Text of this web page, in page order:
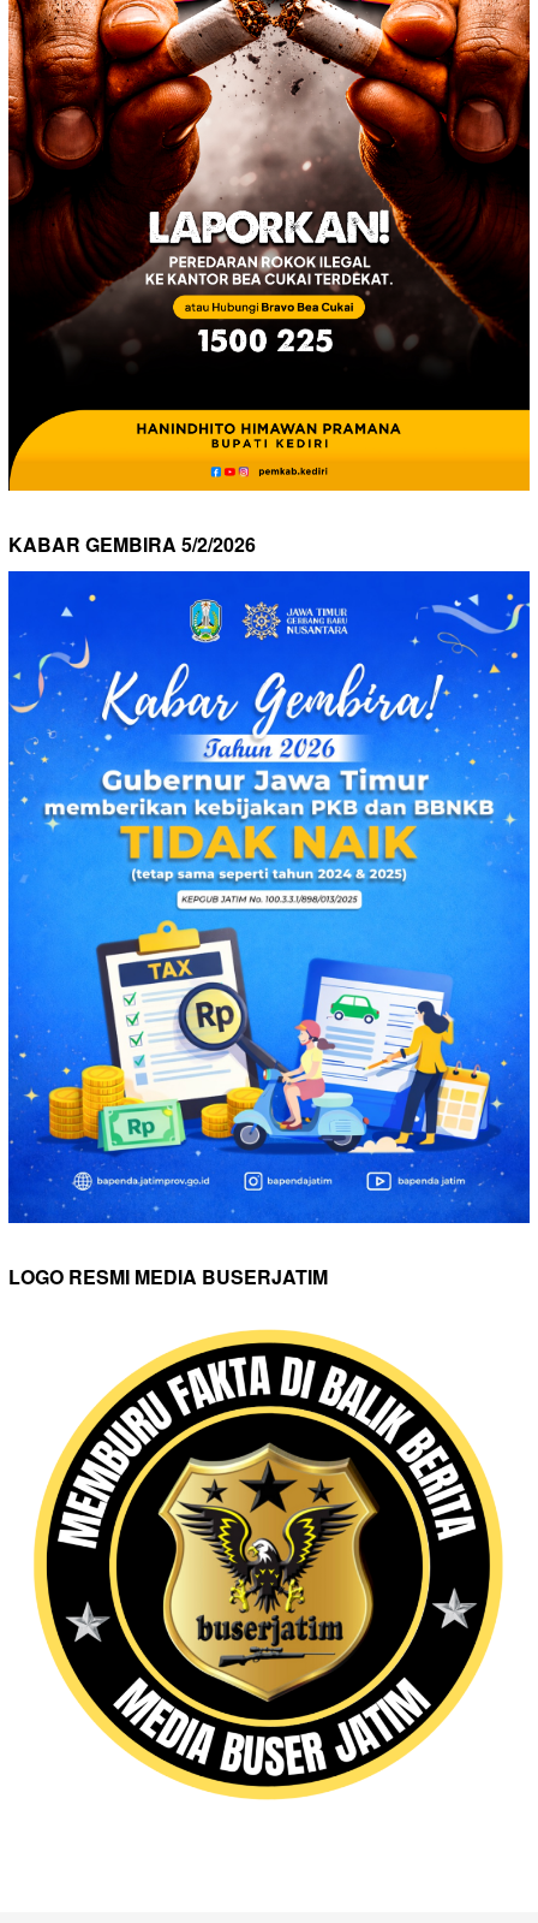
KABAR GEMBIRA 5/2/2026
LOGO RESMI MEDIA BUSERJATIM